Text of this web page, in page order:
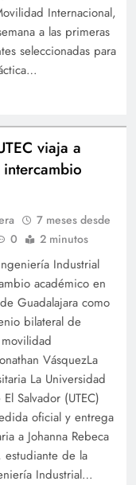
Internacional,
a las primeras
seleccionadas para
viaja a
7 meses desde
0 2 minutos
Industrial
académico en
Guadalajara como
bilateral de
VásquezLa
La Universidad
Salvador (UTEC)
oficial y entrega
a Johanna Rebeca
de la
Industrial…